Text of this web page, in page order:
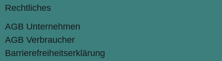
Rechtliches
AGB Unternehmen
AGB Verbraucher
Barrierefreiheitserklärung